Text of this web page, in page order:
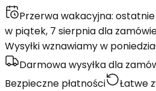
Przerwa wakacyjna:
w piątek, 7 sierpnia dla
Wysyłki wznawiamy w
Darmowa wysyłka dla
Bezpieczne płatności
Łatwe